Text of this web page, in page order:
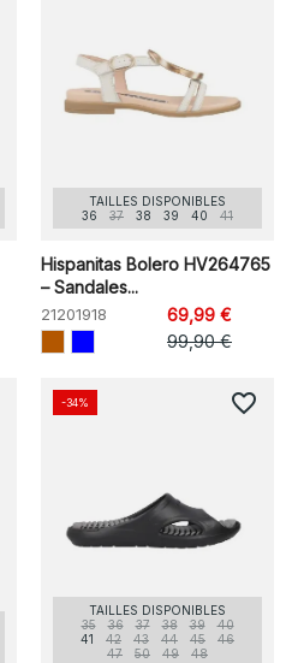
TAILLES DISPONIBLES
36
37 38 39 40 41
Hispanitas Bolero HV264765
– Sandales...
21201918
69,99 €
99,90 €
TAILLES DISPONIBLES
35
36 37 38 39
40
41
42 43 44 45
46
47
50 49 48
-34% favorite_border